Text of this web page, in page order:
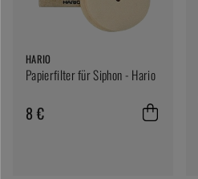
HARIO
Papierfilter für Siphon - Hario
8 €